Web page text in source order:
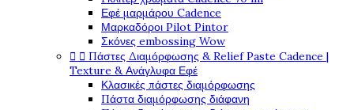
Εφέ μαρμάρου Cadence
Μαρκαδόροι Pilot Pintor
Σκόνες embossing Wow
  Πάστες Διαμόρφωσης & Relief Paste Cadence |
Texture & Ανάγλυφα Εφέ
Κλασικές πάστες διαμόρφωσης
Πάστα διαμόρφωσης διάφανη